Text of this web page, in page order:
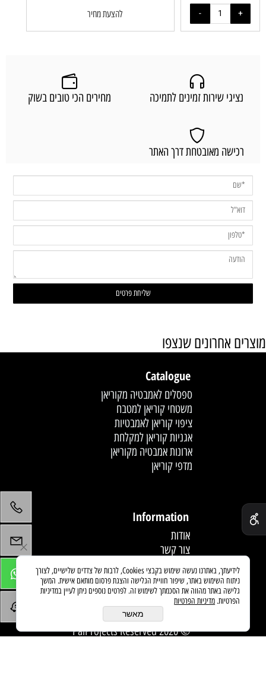
להצעת מחיר
נציגי שירות זמינים לתמיכה מחירים הכי טובים בשוק
רכישה מאובטחת דרך האתר
מוצרים אחרונים שנצפו
Catalogue
ספסלים לאמבטיה מקוריאן
משטחי קוריאן למטבח
ציפוי קוריאן לאמבטיות
אגניות קוריאן למקלחת
ארונות אמבטיה מקוריאן
מדפי קוריאן
Information
אודות
צור קשר
מדיניות משלוחים
מאמרים
© 2020 PaiProjects Reserved
לידיעתך, באתרנו נעשה שימוש בקבצי Cookies, לרבות של צדדים שלישיים, לצורך
ניתוח השימוש באתר, שיפור חוויית הגלישה והצגת פרסום מותאם אישית. המשך
גלישה באתר מהווה את הסכמתך לשימוש זה. לפרטים נוספים ניתן לעיין במדיניות
הפרטיות. מדיניות הפרטיות
מאשר